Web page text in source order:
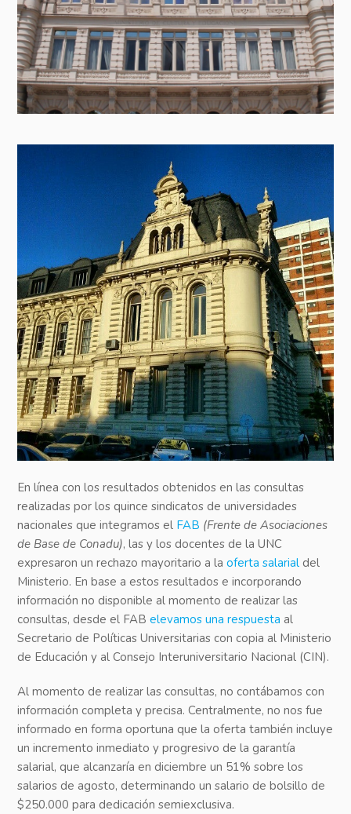
En línea con los resultados obtenidos en las consultas
realizadas por los quince sindicatos de universidades
nacionales que integramos el FAB (Frente de Asociaciones
de Base de Conadu), las y los docentes de la UNC
expresaron un rechazo mayoritario a laoferta salarial del
Ministerio. En base a estos resultados e incorporando
información no disponible al momento de realizar las
consultas, desde el FABelevamos una respuesta al
Secretario de Políticas Universitarias con copia al Ministerio
de Educación y al Consejo Interuniversitario Nacional (CIN).
Al momento de realizar las consultas, no contábamos con
información completa y precisa. Centralmente, no nos fue
informado en forma oportuna que la oferta también incluye
un incremento inmediato y progresivo de la garantía
salarial, que alcanzaría en diciembre un 51% sobre los
salarios de agosto, determinando un salario de bolsillo de
$250.000 para dedicación semiexclusiva.